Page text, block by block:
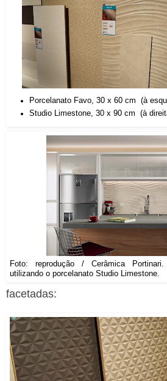
Porcelanato Favo, 30 x 60 cm (à
Studio Limestone, 30 x 90 cm (à
Foto: reprodução / Cerâmica
utilizando o porcelanato Studio Limestone.
facetadas: